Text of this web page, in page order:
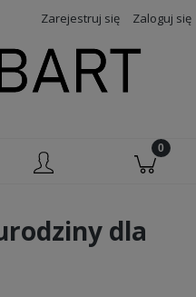
Zarejestruj się Zaloguj się
dla